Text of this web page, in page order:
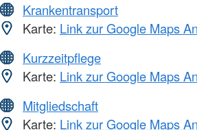
Krankentransport
Karte: Link zur Google Maps
Kurzzeitpflege
Karte: Link zur Google Maps
Mitgliedschaft
Karte: Link zur Google Maps